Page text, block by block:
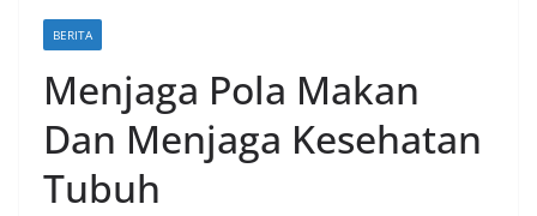
BERITA
Menjaga Pola Makan
Dan Menjaga Kesehatan
Tubuh